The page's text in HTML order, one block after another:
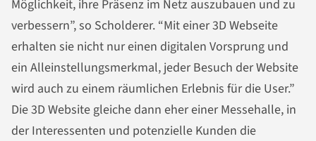
Möglichkeit, ihre Präsenz im Netz auszubauen und zu
verbessern”, so Scholderer. “Mit einer 3D Webseite
erhalten sie nicht nur einen digitalen Vorsprung und
ein Alleinstellungsmerkmal, jeder Besuch der Website
wird auch zu einem räumlichen Erlebnis für die User.”
Die 3D Website gleiche dann eher einer Messehalle, in
der Interessenten und potenzielle Kunden die